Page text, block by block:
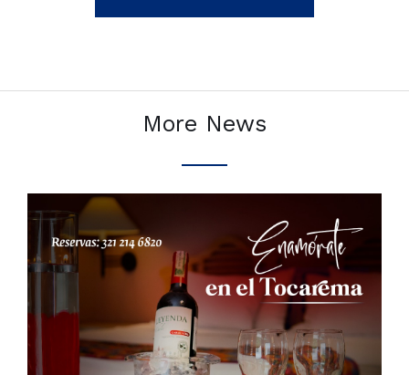
More News